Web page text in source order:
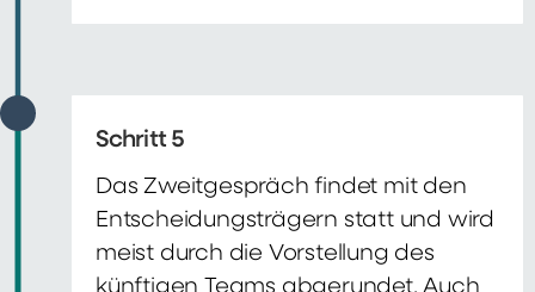
Schritt 5
Das Zweitgespräch findet mit den
Entscheidungsträgern statt und wird
meist durch die Vorstellung des